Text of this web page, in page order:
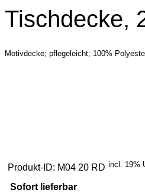
Tischdecke,
Motivdecke; pflegeleicht; 100%
Produkt-ID: M04 20 RD incl. 19%
Sofort lieferbar